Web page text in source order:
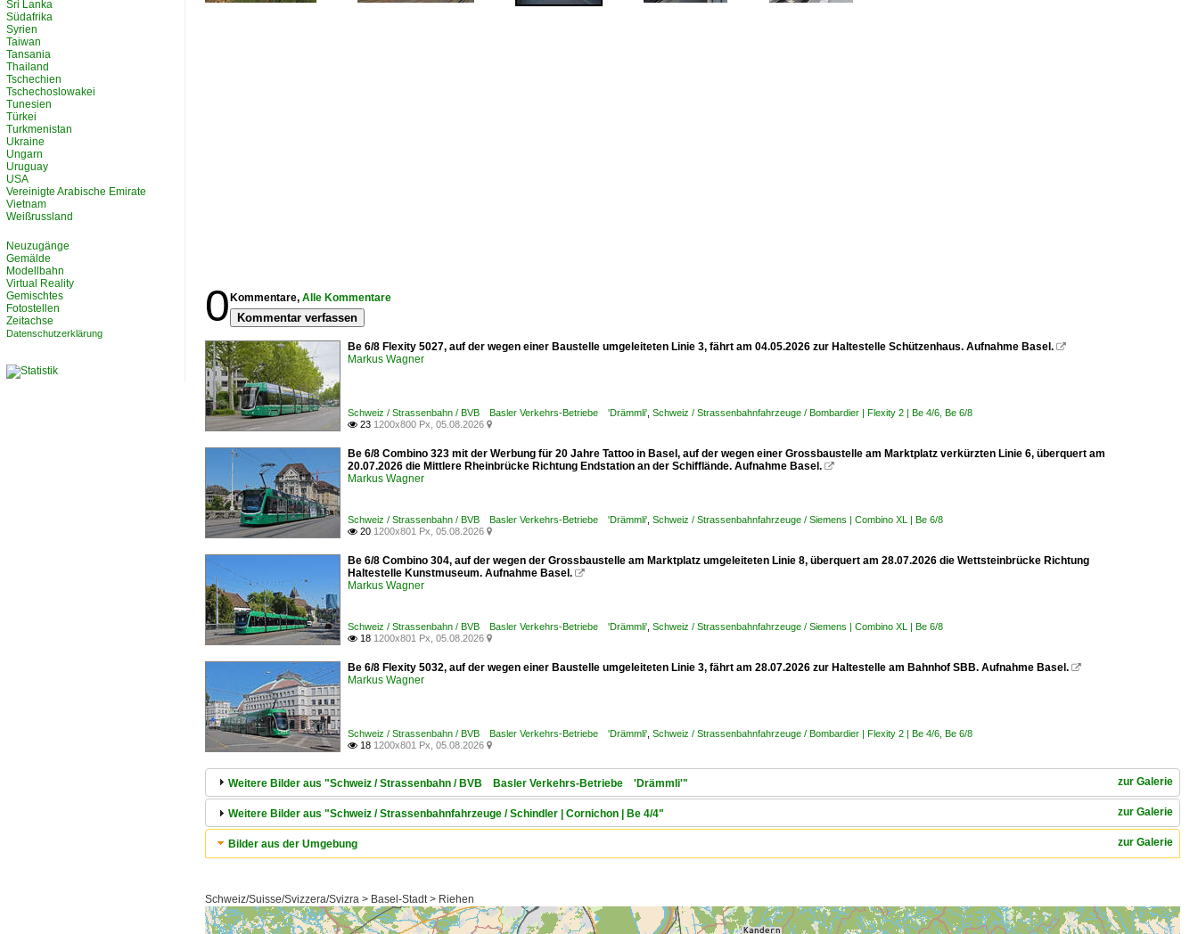
0 Kommentare, Alle Kommentare
Kommentar verfassen
Be 6/8 Flexity 5027, auf der wegen einer Baustelle umgeleiteten Linie 3, fährt am 04.05.2026 zur Haltestelle Schützenhaus. Aufnahme Basel. 
Markus Wagner
Schweiz / Strassenbahn / BVB Basler Verkehrs-Betriebe 'Drämmli' Schweiz / Strassenbahnfahrzeuge / Bombardier | Flexity 2 | Be 4/6, Be 6/8
 23 1200x800 Px, 05.08.2026 
Be 6/8 Combino 323 mit der Werbung für 20 Jahre Tattoo in Basel, auf der wegen einer Grossbaustelle am Marktplatz verkürzten Linie 6, überquert am
20.07.2026 die Mittlere Rheinbrücke Richtung Endstation an der Schifflände. Aufnahme Basel. 
Markus Wagner
Schweiz / Strassenbahn / BVB Basler Verkehrs-Betriebe 'Drämmli' Schweiz / Strassenbahnfahrzeuge / Siemens | Combino XL | Be 6/8
 20 1200x801 Px, 05.08.2026 
Be 6/8 Combino 304, auf der wegen der Grossbaustelle am Marktplatz umgeleiteten Linie 8, überquert am 28.07.2026 die Wettsteinbrücke Richtung
Haltestelle Kunstmuseum. Aufnahme Basel. 
Markus Wagner
Schweiz / Strassenbahn / BVB Basler Verkehrs-Betriebe 'Drämmli' Schweiz / Strassenbahnfahrzeuge / Siemens | Combino XL | Be 6/8
 18 1200x801 Px, 05.08.2026 
Be 6/8 Flexity 5032, auf der wegen einer Baustelle umgeleiteten Linie 3, fährt am 28.07.2026 zur Haltestelle am Bahnhof SBB. Aufnahme Basel. 
Markus Wagner
Schweiz / Strassenbahn / BVB Basler Verkehrs-Betriebe 'Drämmli' Schweiz / Strassenbahnfahrzeuge / Bombardier | Flexity 2 | Be 4/6, Be 6/8
 18 1200x801 Px, 05.08.2026 
zur Galerie
Weitere Bilder aus "Schweiz / Strassenbahn / BVB Basler Verkehrs-Betriebe 'Drämmli'"
zur Galerie
Weitere Bilder aus "Schweiz / Strassenbahnfahrzeuge / Schindler | Cornichon | Be 4/4"
zur Galerie
Bilder aus der Umgebung
Schweiz/Suisse/Svizzera/Svizra > Basel-Stadt > Riehen
Sri Lanka
Südafrika
Syrien
Taiwan
Tansania
Thailand
Tschechien
Tschechoslowakei
Tunesien
Türkei
Turkmenistan
Ukraine
Ungarn
Uruguay
USA
Vereinigte Arabische Emirate
Vietnam
Weißrussland
Neuzugänge
Gemälde
Modellbahn
Virtual Reality
Gemischtes
Fotostellen
Zeitachse
Datenschutzerklärung